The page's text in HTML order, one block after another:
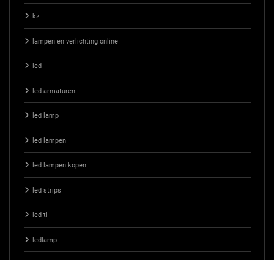
kz
lampen en verlichting online
led
led armaturen
led lamp
led lampen
led lampen kopen
led strips
led tl
ledlamp